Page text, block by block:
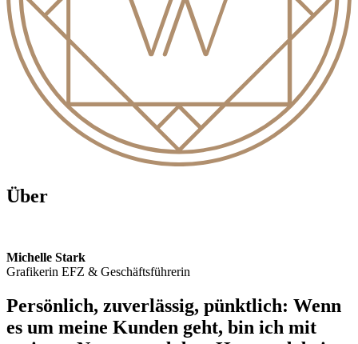
Über
Michelle Stark
Grafikerin EFZ & Geschäftsführerin
Persönlich, zuverlässig, pünktlich: Wenn
es um meine Kunden geht, bin ich mit